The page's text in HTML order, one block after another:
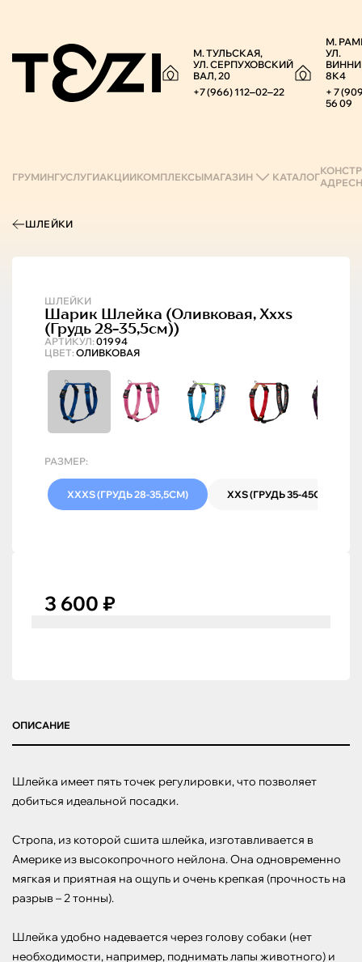
М. ТУЛЬСКАЯ,
УЛ. СЕРПУХОВСКИЙ
ВАЛ, 20
+7 (966) 112‒02‒22
М.
УЛ.
8К4
+ 7
56 09
ГРУМИНГУСЛУГИАКЦИИКОМПЛЕКСЫМАГАЗИН КАТАЛОГ
ШЛЕЙКИ
ШЛЕЙКИ
АРТИКУЛ: 01994
Шарик Шлейка (оливковая, Xxxs
(грудь 28-35,5см))
ЦВЕТ: ОЛИВКОВАЯ
РАЗМЕР:
XXXS (ГРУДЬ 28-35,5СМ) XXS (ГРУДЬ 35-45СМ)
3 600 ₽
ОПИСАНИЕ
Шлейка имеет пять точек регулировки, что позволяет
добиться идеальной посадки.
Стропа, из которой сшита шлейка, изготавливается в
Америке из высокопрочного нейлона. Она одновременно
мягкая и приятная на ощупь и очень крепкая (прочность на
разрыв – 2 тонны).
Шлейка удобно надевается через голову собаки (нет
необходимости, например, поднимать лапы животного) и